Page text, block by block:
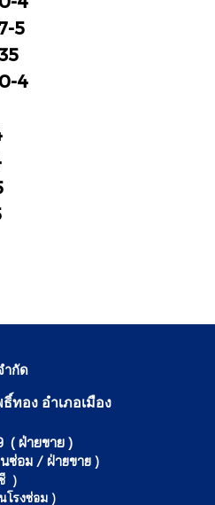
5
4
ำกัด
ทอง อำเภอเมือง
( ฝ่ายขาย )
ซ่อม / ฝ่ายขาย )
)
โรงซ่อม )